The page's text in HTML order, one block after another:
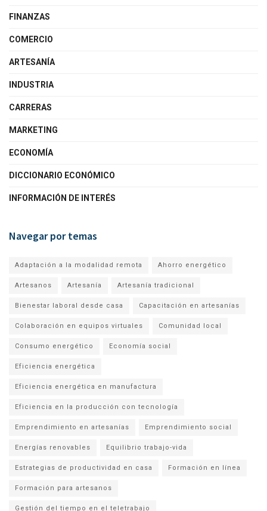
FINANZAS
COMERCIO
ARTESANÍA
INDUSTRIA
CARRERAS
MARKETING
ECONOMÍA
DICCIONARIO ECONÓMICO
INFORMACIÓN DE INTERÉS
Navegar por temas
Adaptación a la modalidad remota Ahorro energético
Artesanos Artesanía Artesanía tradicional
Bienestar laboral desde casa Capacitación en artesanías
Colaboración en equipos virtuales Comunidad local
Consumo energético Economía social
Eficiencia energética
Eficiencia energética en manufactura
Eficiencia en la producción con tecnología
Emprendimiento en artesanías Emprendimiento social
Energías renovables Equilibrio trabajo-vida
Estrategias de productividad en casa Formación en línea
Formación para artesanos
Gestión del tiempo en el teletrabajo